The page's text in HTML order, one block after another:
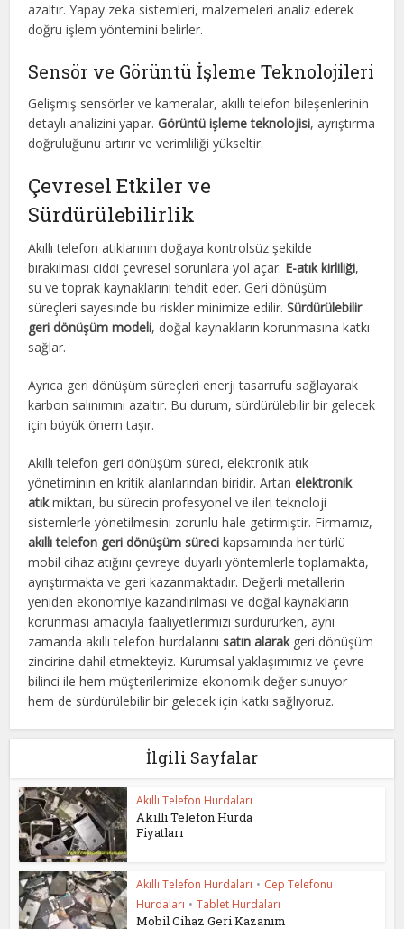
azaltır. Yapay zeka sistemleri, malzemeleri analiz ederek
doğru işlem yöntemini belirler.
Sensör ve Görüntü İşleme Teknolojileri
Gelişmiş sensörler ve kameralar, akıllı telefon bileşenlerinin
detaylı analizini yapar.Görüntü işleme teknolojisi, ayrıştırma
doğruluğunu artırır ve verimliliği yükseltir.
Çevresel Etkiler ve
Sürdürülebilirlik
Akıllı telefon atıklarının doğaya kontrolsüz şekilde
bırakılması ciddi çevresel sorunlara yol açar. E-atık kirliliği,
su ve toprak kaynaklarını tehdit eder. Geri dönüşüm
süreçleri sayesinde bu riskler minimize edilir.Sürdürülebilir
geri dönüşüm modeli, doğal kaynakların korunmasına katkı
sağlar.
Ayrıca geri dönüşüm süreçleri enerji tasarrufu sağlayarak
karbon salınımını azaltır. Bu durum, sürdürülebilir bir gelecek
için büyük önem taşır.
Akıllı telefon geri dönüşüm süreci, elektronik atık
yönetiminin en kritik alanlarından biridir. Artanelektronik
atıkmiktarı, bu sürecin profesyonel ve ileri teknoloji
sistemlerle yönetilmesini zorunlu hale getirmiştir. Firmamız,
akıllı telefon geri dönüşüm süreci kapsamında her türlü
mobil cihaz atığını çevreye duyarlı yöntemlerle toplamakta,
ayrıştırmakta ve geri kazanmaktadır. Değerli metallerin
yeniden ekonomiye kazandırılması ve doğal kaynakların
korunması amacıyla faaliyetlerimizi sürdürürken, aynı
zamanda akıllı telefon hurdalarınısatın alarakgeri dönüşüm
zincirine dahil etmekteyiz. Kurumsal yaklaşımımız ve çevre
bilinci ile hem müşterilerimize ekonomik değer sunuyor
hem de sürdürülebilir bir gelecek için katkı sağlıyoruz.
İlgili Sayfalar
Akıllı Telefon Hurdaları
Akıllı Telefon Hurda
Fiyatları
Akıllı Telefon Hurdaları • Cep Telefonu
Hurdaları • Tablet Hurdaları
Mobil Cihaz Geri Kazanım